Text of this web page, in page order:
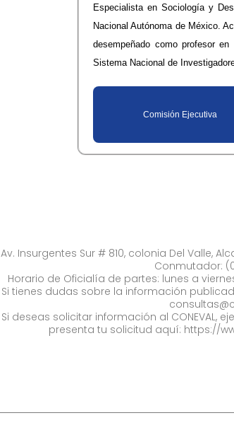
Especialista en Sociología y
Nacional Autónoma de México.
desempeñado como profesor
Sistema Nacional de
Comisión Ejecutiva​​​​​
Av. Insurgentes Sur # 810, colonia Del Valle,
Conmutador:
Horario de Oficialía de partes: lunes a
Si tienes dudas sobre la información
Si deseas solicitar información al CONEVAL,
presenta tu solicitud aquí: https://